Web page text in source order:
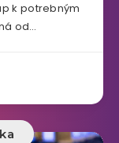
k potrebným
od…